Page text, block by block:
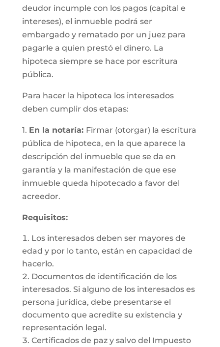
deudor incumple con los pagos (capital e
intereses), el inmueble podrá ser
embargado y rematado por un juez para
pagarle a quien prestó el dinero. La
hipoteca siempre se hace por escritura
pública.
Para hacer la hipoteca los interesados
deben cumplir dos etapas:
1. En la notaría: Firmar (otorgar) la escritura
pública de hipoteca, en la que aparece la
descripción del inmueble que se da en
garantía y la manifestación de que ese
inmueble queda hipotecado a favor del
acreedor.
Requisitos:
Los interesados deben ser mayores de
edad y por lo tanto, están en capacidad de
hacerlo.
Documentos de identificación de los
interesados. Si alguno de los interesados es
persona jurídica, debe presentarse el
documento que acredite su existencia y
representación legal.
Certificados de paz y salvo del Impuesto